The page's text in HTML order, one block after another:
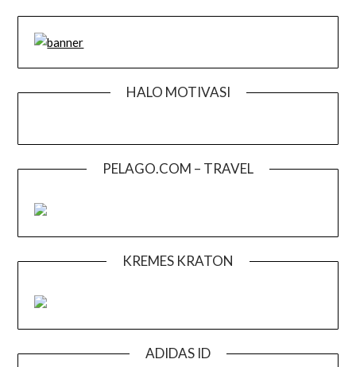
HALO MOTIVASI
PELAGO.COM – TRAVEL
KREMES KRATON
ADIDAS ID